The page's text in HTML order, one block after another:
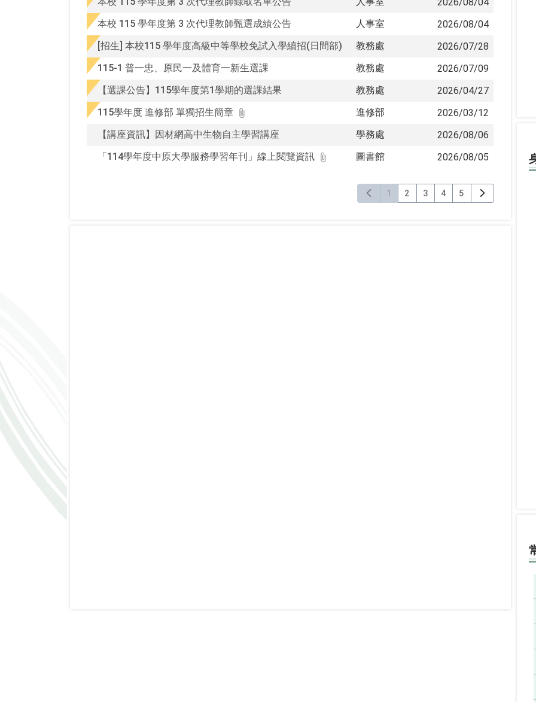
本校 115 學年度第 3 次代理教師甄選成績公告
人事室
2026/08/04
[招生] 本校115 學年度高級中等學校免試入學續招(日間部)
教務處
2026/07/28
115-1 普一忠、原民一及體育一新生選課
教務處
2026/07/09
【選課公告】115學年度第1學期的選課結果
教務處
2026/04/27
115學年度 進修部 單獨招生簡章
進修部
2026/03/12
【講座資訊】因材網高中生物自主學習講座
學務處
2026/08/06
「114學年度中原大學服務學習年刊」線上閱覽資訊
圖書館 2026/08/05
1 2 3 4 5